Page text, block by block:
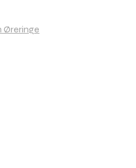
Øreringe